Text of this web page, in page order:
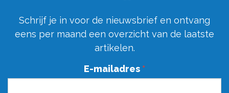
Schrijf je in voor de nieuwsbrief en ontvang
eens per maand een overzicht van de laatste
artikelen.
E-mailadres *